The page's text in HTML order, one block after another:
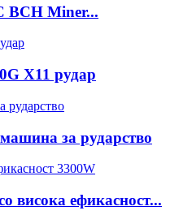
BCH Miner...
X11 рудар
за рударство
висока ефикасност...